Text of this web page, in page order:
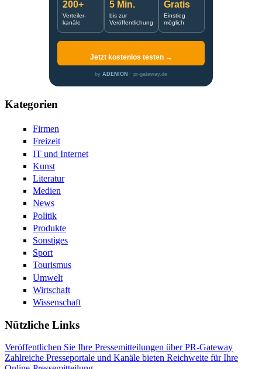
200+
Verteiler-
kanäle
5 Min.
bis zur
Veröffentlichung
Gratis
Einstieg
möglich
Jetzt kostenlos testen →
by ADENION · pr-gateway.de
Kategorien
Firmen
Freizeit
IT und Internet
Kunst
Literatur
Medien
News
Politik
Produkte
Sonstiges
Sport
Tourismus
Umwelt
Wirtschaft
Wissenschaft
Nützliche Links
Veröffentlichen Sie Ihre Pressemitteilungen über PR-Gateway
Zahlreiche Presseportale und Kanäle bieten Reichweite für Ihre